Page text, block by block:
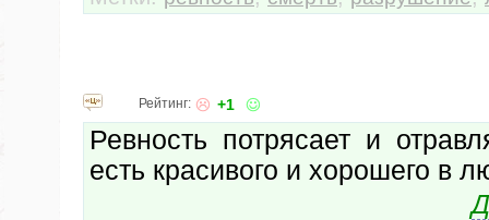
Рейтинг: +1
Ревность потрясает и
есть красивого и хорошего в